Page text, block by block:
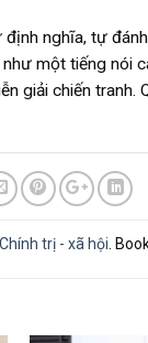
nghĩa, tự
một tiếng nói
giải chiến tranh.
Chính trị - xã hội.